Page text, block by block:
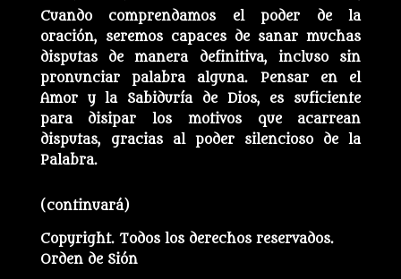
Cuando comprendamos el poder de la
oración, seremos capaces de sanar muchas
disputas de manera definitiva, incluso sin
pronunciar palabra alguna. Pensar en el
Amor y la Sabiduría de Dios, es suficiente
para disipar los motivos que acarrean
disputas, gracias al poder silencioso de la
Palabra.
(continuará)
Copyright. Todos los derechos reservados.
Orden de Sión